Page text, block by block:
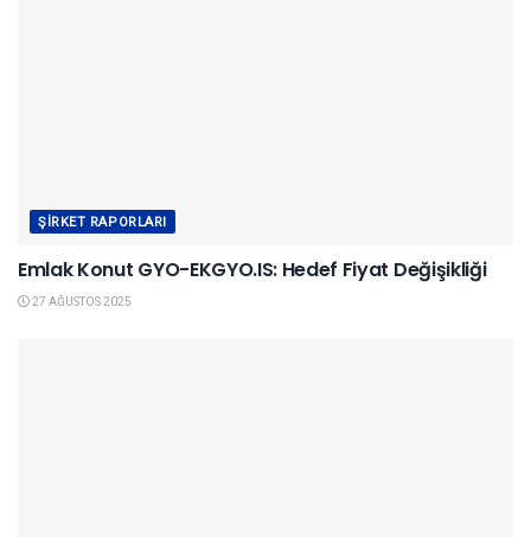
ŞIRKET RAPORLARI
Emlak Konut GYO-EKGYO.IS: Hedef Fiyat Değişikliği
27 AĞUSTOS 2025